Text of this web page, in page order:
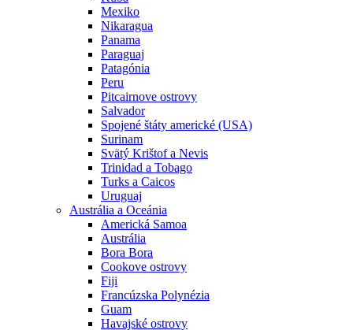
Mexiko
Nikaragua
Panama
Paraguaj
Patagónia
Peru
Pitcairnove ostrovy
Salvador
Spojené štáty americké (USA)
Surinam
Svätý Krištof a Nevis
Trinidad a Tobago
Turks a Caicos
Uruguaj
Austrália a Oceánia
Americká Samoa
Austrália
Bora Bora
Cookove ostrovy
Fiji
Francúzska Polynézia
Guam
Havajské ostrovy